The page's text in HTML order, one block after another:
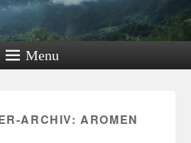
Menu
ARCHIV:AROMEN